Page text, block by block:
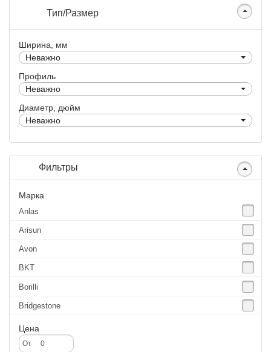
Тип/Размер
Ширина, мм
Неважно
Профиль
Неважно
Диаметр, дюйм
Неважно
Фильтры
Марка
Anlas
Arisun
Avon
BKT
Borilli
Bridgestone
Continental
CST
Цена
От